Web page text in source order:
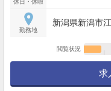
勤務地
新潟県新潟市
閲覧状況
求